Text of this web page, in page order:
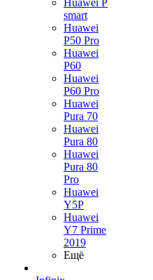
Huawei P
smart
Huawei
P50 Pro
Huawei
P60
Huawei
P60 Pro
Huawei
Pura 70
Huawei
Pura 80
Huawei
Pura 80
Pro
Huawei
Y5P
Huawei
Y7 Prime
2019
Ещё